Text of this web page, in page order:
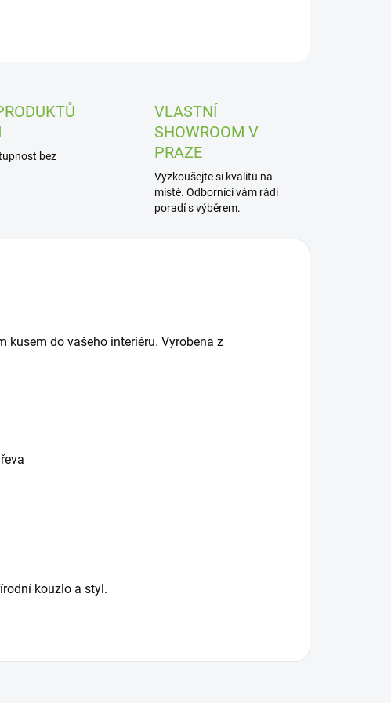
bez
VLASTNÍ
SHOWROOM V
PRAZE
Vyzkoušejte si kvalitu na
místě. Odborníci vám rádi
poradí s výběrem.
do vašeho interiéru. Vyrobena z
kouzlo a styl.